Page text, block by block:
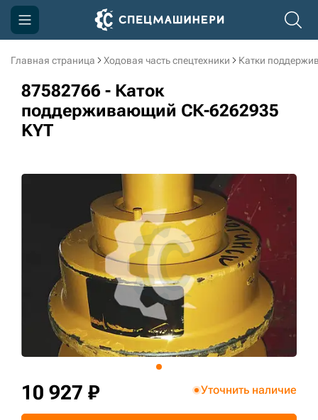
Главная страница Ходовая часть спецтехники Катки
87582766 - Каток
поддерживающий СК-6262935
KYT
10 927 ₽ Уточнить наличие
Компания
Акции
Доставка и оплата
3D тур по производству
3D тур по складам
sksale@skdst.ru
+7 (499) 394-50-93